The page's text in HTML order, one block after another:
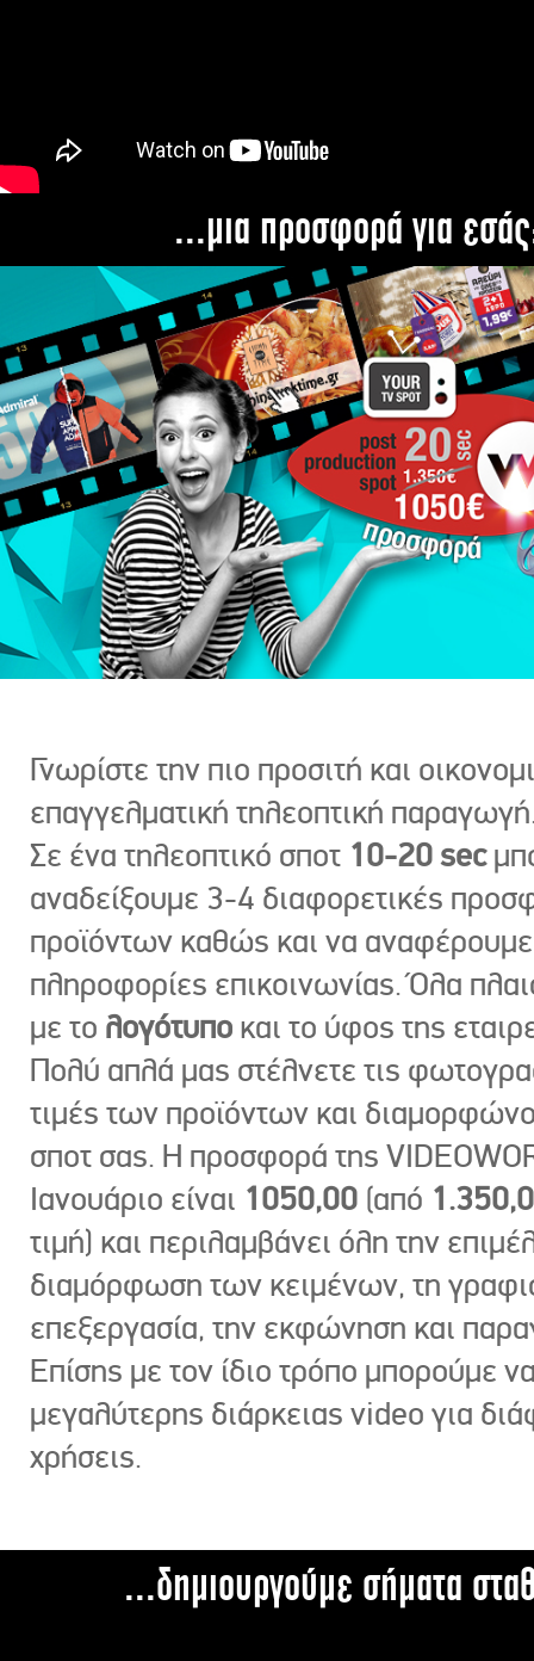
...μια προσφορά για
Γνωρίστε την πιο προσιτή και
επαγγελματική τηλεοπτική
Σε ένα τηλεοπτικό σποτ 10-20 sec
αναδείξουμε 3-4 διαφορετικές
προϊόντων καθώς και να
πληροφορίες επικοινωνίας. Όλα
με το λογότυπο και το ύφος της
Πολύ απλά μας στέλνετε τις
τιμές των προϊόντων και
σποτ σας. Η προσφορά της
Ιανουάριο είναι 1050,00 (από
τιμή) και περιλαμβάνει όλη την
διαμόρφωση των κειμένων, τη
επεξεργασία, την εκφώνηση και
Επίσης με τον ίδιο τρόπο μπορούμε
μεγαλύτερης διάρκειας video για
χρήσεις.
...δημιουργούμε σήματα